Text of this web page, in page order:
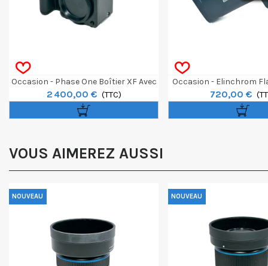
Occasion - Phase One Boîtier XF Avec
Viseur Prisme
2 400,00 € (TTC)
Occasion - Elinchrom
720,00 €
VOUS AIMEREZ AUSSI
NOUVEAU NOUVEAU